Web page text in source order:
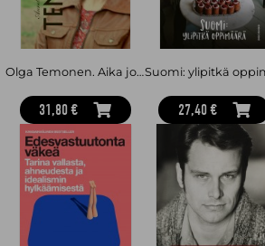
Olga Temonen. Aika jonka sain
31,80 € 27,40 €